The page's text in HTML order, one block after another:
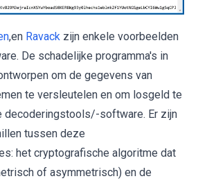
,en Ravack zijn enkele voorbeelden
De schadelijke programma's in
om de gegevens van
te versleutelen en om losgeld te
decoderingstools/-software. Er zijn
tussen deze
het cryptografische algoritme dat
of asymmetrisch) en de